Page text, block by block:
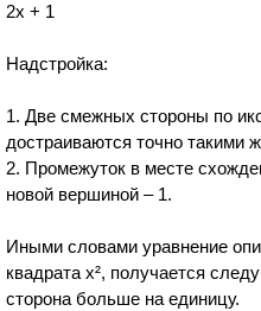
2x + 1
Надстройка:
1. Две смежных стороны по
достраиваются точно такими
2. Промежуток в месте
новой вершиной – 1.
Иными словами уравнение
квадрата х², получается
сторона больше на единицу.